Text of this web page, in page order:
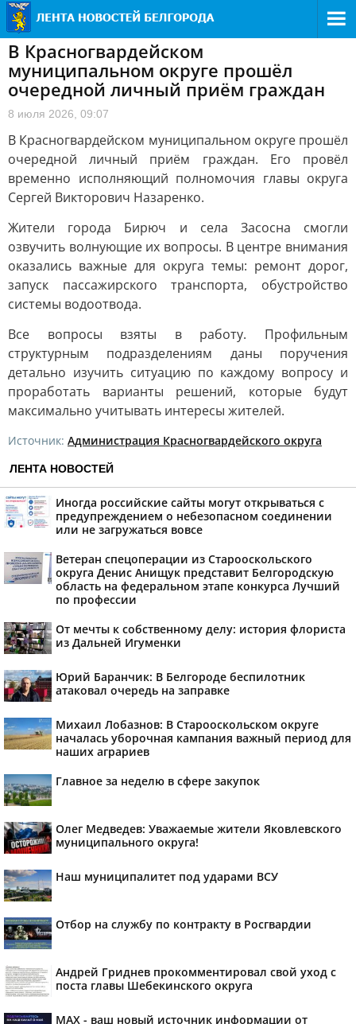
В Красногвардейском
муниципальном округе прошёл
очередной личный приём граждан
8 июля 2026, 09:07
В Красногвардейском муниципальном округе прошёл
очередной личный приём граждан. Его провёл
временно исполняющий полномочия главы округа
Сергей Викторович Назаренко.
Жители города Бирюч и села Засосна смогли
озвучить волнующие их вопросы. В центре внимания
оказались важные для округа темы: ремонт дорог,
запуск пассажирского транспорта, обустройство
системы водоотвода.
Все вопросы взяты в работу. Профильным
структурным подразделениям даны поручения
детально изучить ситуацию по каждому вопросу и
проработать варианты решений, которые будут
максимально учитывать интересы жителей.
Источник: Администрация Красногвардейского округа
ЛЕНТА НОВОСТЕЙ
Иногда российские сайты могут открываться с
предупреждением о небезопасном соединении
или не загружаться вовсе
Ветеран спецоперации из Старооскольского
округа Денис Анищук представит Белгородскую
область на федеральном этапе конкурса Лучший
по профессии
От мечты к собственному делу: история флориста
из Дальней Игуменки
Юрий Баранчик: В Белгороде беспилотник
атаковал очередь на заправке
Михаил Лобазнов: В Старооскольском округе
началась уборочная кампания важный период для
наших аграриев
Главное за неделю в сфере закупок
Олег Медведев: Уважаемые жители Яковлевского
муниципального округа!
Наш муниципалитет под ударами ВСУ
Отбор на службу по контракту в Росгвардии
Андрей Гриднев прокомментировал свой уход с
поста главы Шебекинского округа
MAX - ваш новый источник информации от